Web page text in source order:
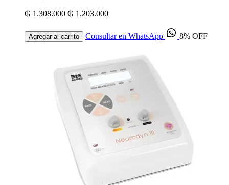
₲ 1.308.000 ₲ 1.203.000
Agregar al carrito Consultar en WhatsApp 8% OFF